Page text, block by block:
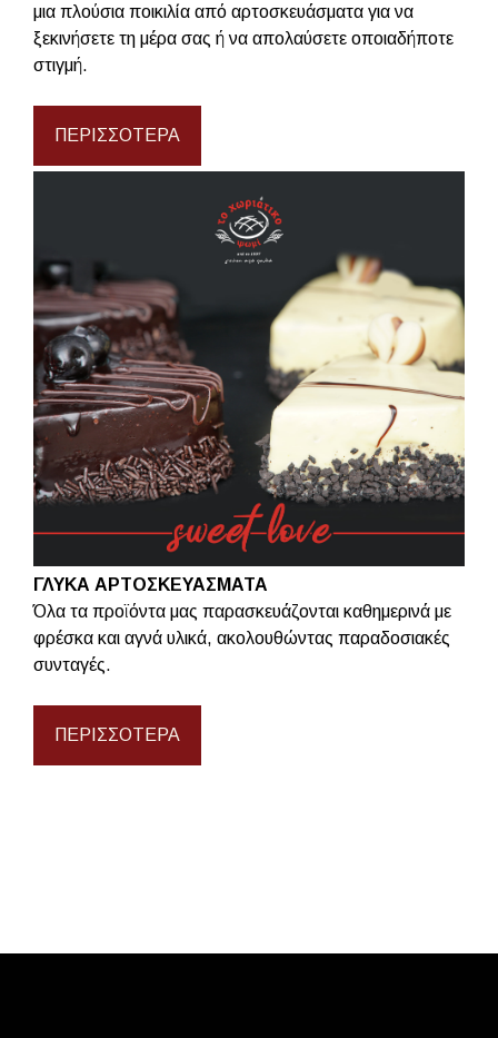
μια πλούσια ποικιλία από αρτοσκευάσματα για να
ξεκινήσετε τη μέρα σας ή να απολαύσετε οποιαδήποτε
στιγμή.
ΠΕΡΙΣΣΌΤΕΡΑ
ΓΛΥΚΑ ΑΡΤΟΣΚΕΥΑΣΜΑΤΑ
Όλα τα προϊόντα μας παρασκευάζονται καθημερινά με
φρέσκα και αγνά υλικά, ακολουθώντας παραδοσιακές
συνταγές.
ΠΕΡΙΣΣΌΤΕΡΑ